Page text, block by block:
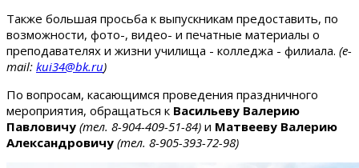
Также большая просьба к выпускникам предоставить, по
возможности, фото-, видео- и печатные материалы о
преподавателях и жизни училища - колледжа - филиала. (e-
mail: kui34@bk.ru)
По вопросам, касающимся проведения праздничного
мероприятия, обращаться к Васильеву Валерию
Павловичу (тел. 8-904-409-51-84) и Матвееву Валерию
Александровичу (тел. 8-905-393-72-98)